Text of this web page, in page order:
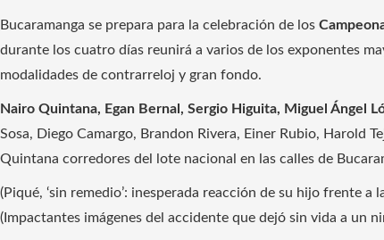
Bucaramanga se prepara para la celebración de los
durante los cuatro días reunirá a varios de los exponentes
modalidades de contrarreloj y gran fondo.
Nairo Quintana, Egan Bernal, Sergio Higuita, Miguel Ángel
Sosa, Diego Camargo, Brandon Rivera, Einer Rubio, Harold
Quintana corredores del lote nacional en las calles de
(Piqué, ‘sin remedio’: inesperada reacción de su hijo frente a
(Impactantes imágenes del accidente que dejó sin vida a un